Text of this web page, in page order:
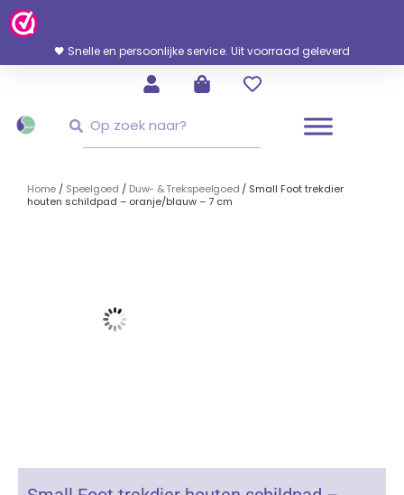
Ga
Naar
Inhoud
🖤 Snelle en persoonlijke service. Uit voorraad geleverd
Home / Speelgoed / Duw- & Trekspeelgoed / Small Foot trekdier
houten schildpad – oranje/blauw – 7 cm